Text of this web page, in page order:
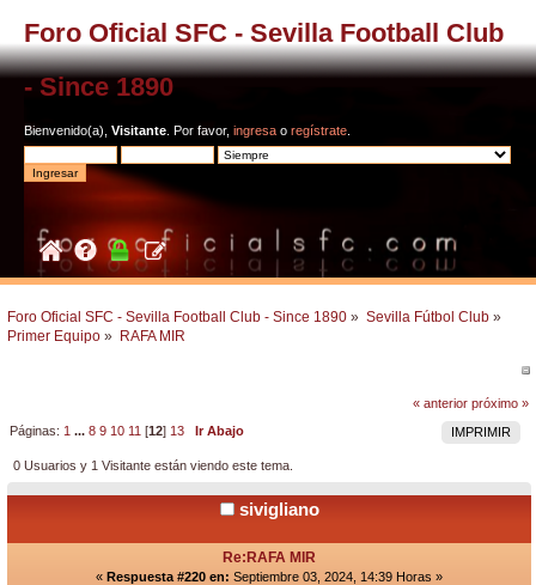
Foro Oficial SFC - Sevilla Football Club
- Since 1890
Bienvenido(a), Visitante . Por favor, ingresa o regístrate
Foro Oficial SFC - Sevilla Football Club - Since 1890 » Sevilla Fútbol Club »
Primer Equipo » RAFA MIR
« anterior próximo »
IMPRIMIR
Páginas: 1 ...8 9 10 11 [12] 13 Ir Abajo
0 Usuarios y 1 Visitante están viendo este tema.
sivigliano
Re:RAFA MIR
« Respuesta #220 en: Septiembre 03, 2024, 14:39 Horas »